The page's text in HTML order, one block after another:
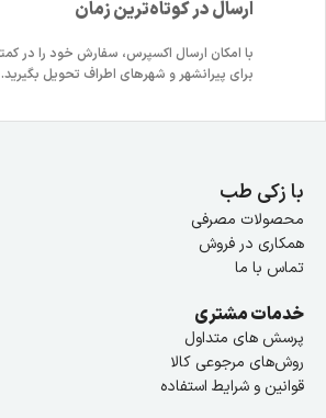
ارسال در کوتاه‌ترین زمان
برای پیرانشهر و شهرهای اطراف تحویل بگیرید.
با زکی طب
محصولات مصرفی
همکاری در فروش
تماس با ما
خدمات مشتری
پرسش های متداول
روش‌های مرجوعی کالا
قوانین و شرایط استفاده